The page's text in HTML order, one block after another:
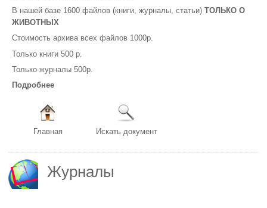
В нашей базе 1600 файлов (книги, журналы, статьи) ТОЛЬКО О
ЖИВОТНЫХ
Стоимость архива всех файлов 1000р.
Только книги 500 р.
Только журналы 500р.
Подробнее
Главная Искать документ
Журналы